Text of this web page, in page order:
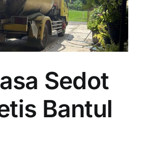
Sedot
Bantul